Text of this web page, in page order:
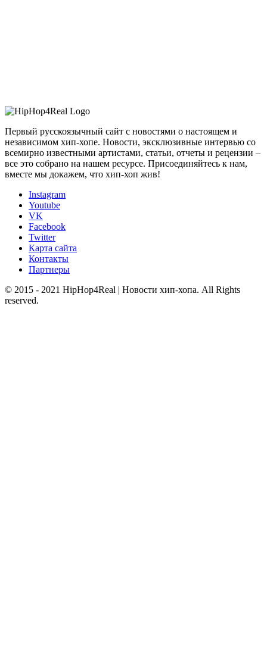
Первый русскоязычный сайт с новостями о настоящем и
независимом хип-хопе. Новости, эксклюзивные интервью со
всемирно известными артистами, статьи, отчеты и рецензии –
все это собрано на нашем ресурсе. Присоединяйтесь к нам,
вместе мы докажем, что хип-хоп жив!
Instagram
Youtube
VK
Facebook
Twitter
Карта сайта
Контакты
Партнеры
© 2015 - 2021 HipHop4Real | Новости хип-хопа. All Rights
reserved.